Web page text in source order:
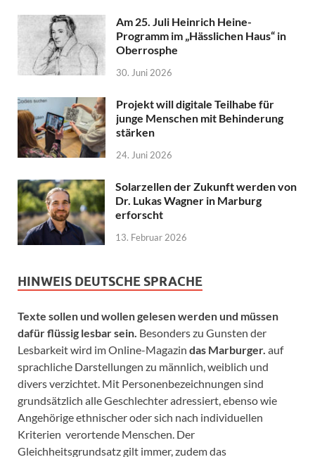
Am 25. Juli Heinrich Heine-
Programm im „Hässlichen Haus“ in
Oberrosphe
30. Juni 2026
Projekt will digitale Teilhabe für
junge Menschen mit Behinderung
stärken
24. Juni 2026
Solarzellen der Zukunft werden von
Dr. Lukas Wagner in Marburg
erforscht
13. Februar 2026
HINWEIS DEUTSCHE SPRACHE
Texte sollen und wollen gelesen werden und müssen
dafür flüssig lesbar sein. Besonders zu Gunsten der
Lesbarkeit wird im Online-Magazin das Marburger. auf
sprachliche Darstellungen zu männlich, weiblich und
divers verzichtet. Mit Personenbezeichnungen sind
grundsätzlich alle Geschlechter adressiert, ebenso wie
Angehörige ethnischer oder sich nach individuellen
Kriterien verortende Menschen. Der
Gleichheitsgrundsatz gilt immer, zudem das